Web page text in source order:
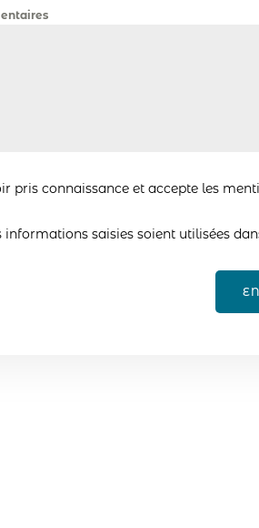
pris connaissance et accepte les
informations saisies soient utilisées